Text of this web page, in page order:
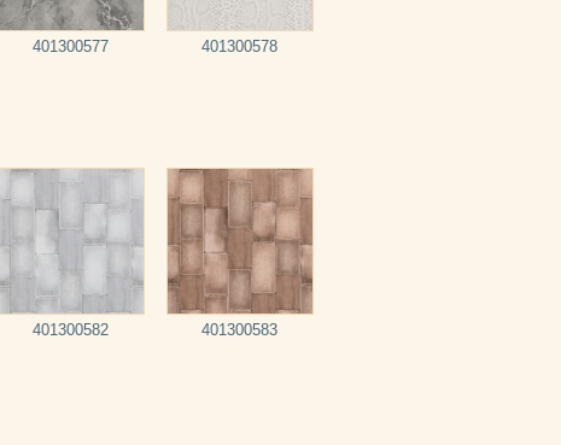
401300577 401300578
401300582 401300583